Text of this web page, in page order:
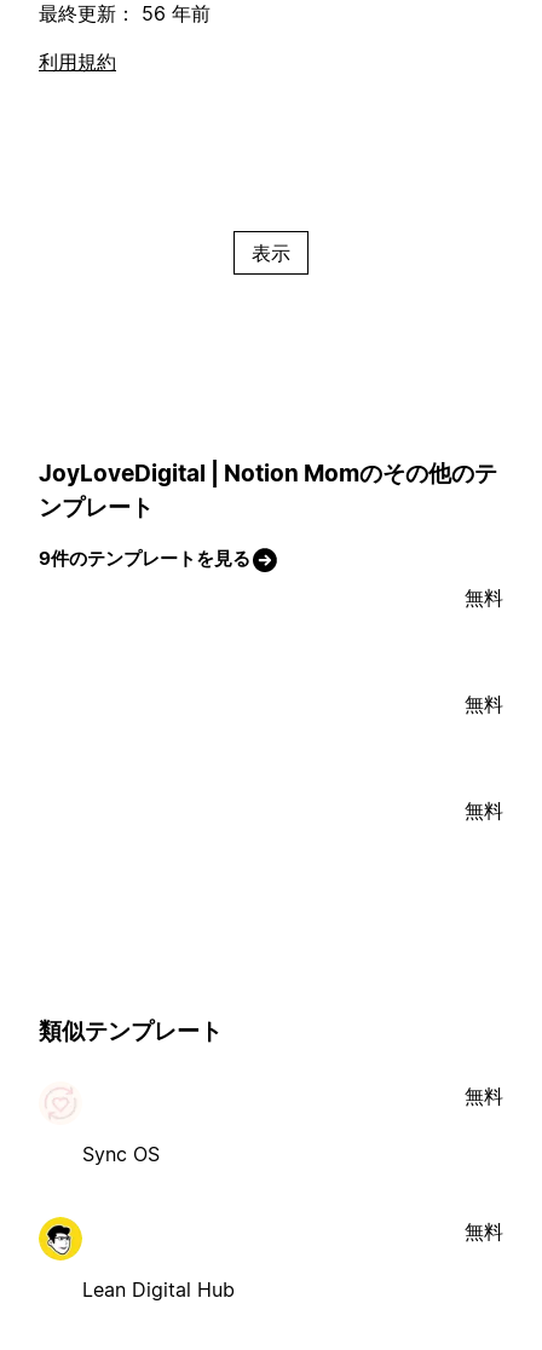
最終更新： 56 年前
利用規約
表示
JoyLoveDigital | Notion Momのその他のテ
ンプレート
9件のテンプレートを見る
無料
無料
無料
類似テンプレート
Sync OS
無料
Lean Digital Hub
無料